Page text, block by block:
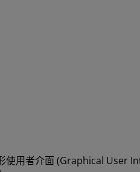
用者介面 (Graphical User